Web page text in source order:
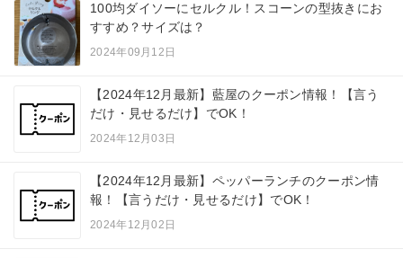
100均ダイソーにセルクル！スコーンの型抜きにお
すすめ？サイズは？
2024年09月12日
【2024年12月最新】藍屋のクーポン情報！【言う
だけ・見せるだけ】でOK！
2024年12月03日
【2024年12月最新】ペッパーランチのクーポン情
報！【言うだけ・見せるだけ】でOK！
2024年12月02日